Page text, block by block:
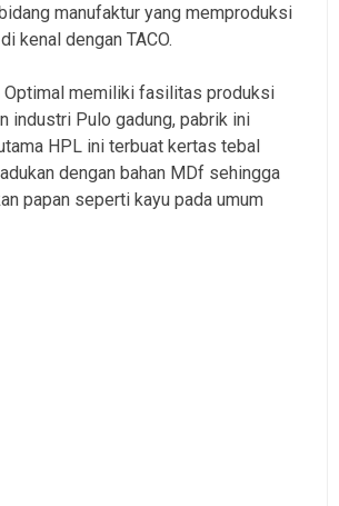
manufaktur yang memproduksi
kenal dengan TACO.
Optimal memiliki fasilitas produksi
industri Pulo gadung, pabrik ini
HPL ini terbuat kertas tebal
dengan bahan MDf sehingga
papan seperti kayu pada umum